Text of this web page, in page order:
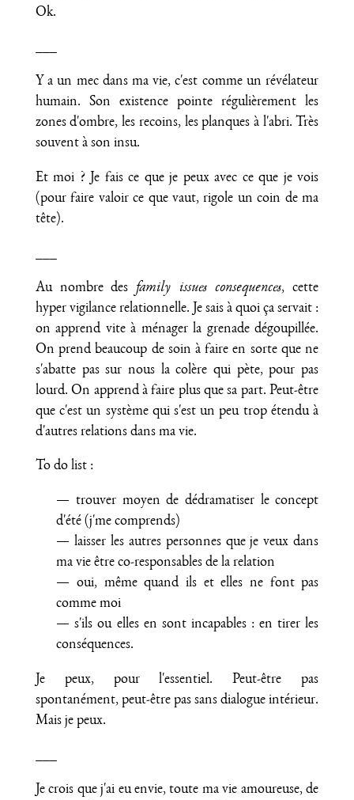
Ok.
Y a un mec dans ma vie, c'est comme un révélateur
humain. Son existence pointe régulièrement les
zones d'ombre, les recoins, les planques à l'abri. Très
souvent à son insu.
Et moi ? Je fais ce que je peux avec ce que je vois
(pour faire valoir ce que vaut, rigole un coin de ma
tête).
Au nombre des family issues consequences, cette
hyper vigilance relationnelle. Je sais à quoi ça servait :
on apprend vite à ménager la grenade dégoupillée.
On prend beaucoup de soin à faire en sorte que ne
s'abatte pas sur nous la colère qui pète, pour pas
lourd. On apprend à faire plus que sa part. Peut-être
que c'est un système qui s'est un peu trop étendu à
d'autres relations dans ma vie.
To do list :
trouver moyen de dédramatiser le concept
d'été (j'me comprends)
laisser les autres personnes que je veux dans
ma vie être co-responsables de la relation
oui, même quand ils et elles ne font pas
comme moi
s'ils ou elles en sont incapables : en tirer les
conséquences.
Je peux, pour l'essentiel. Peut-être pas
spontanément, peut-être pas sans dialogue intérieur.
Mais je peux.
Je crois que j'ai eu envie, toute ma vie amoureuse, de